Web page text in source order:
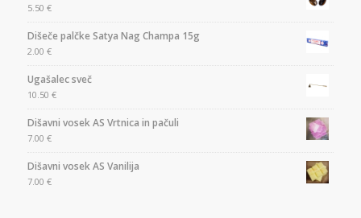
5.50 €
Dišeče palčke Satya Nag Champa 15g
2.00 €
Ugašalec sveč
10.50 €
Dišavni vosek AS Vrtnica in pačuli
7.00 €
Dišavni vosek AS Vanilija
7.00 €